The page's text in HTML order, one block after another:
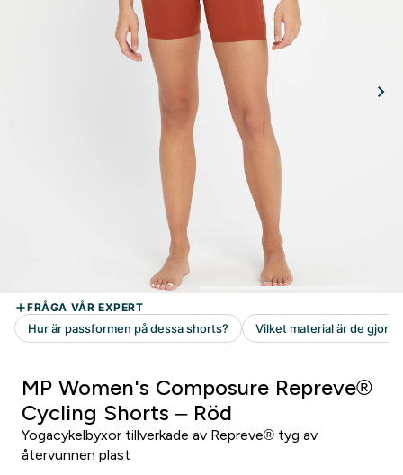
MP Women's Composure Repreve®
Cycling Shorts – Röd
Yogacykelbyxor tillverkade av Repreve® tyg av
återvunnen plast